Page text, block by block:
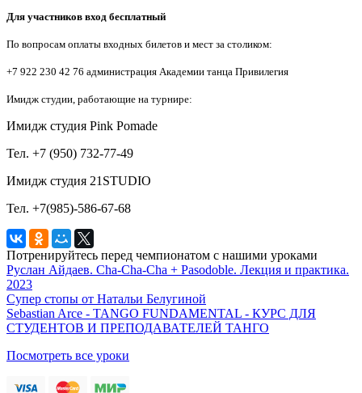
Для участников вход бесплатный
По вопросам оплаты входных билетов и мест за столиком:
+7 922 230 42 76 администрация Академии танца Привилегия
Имидж студии, работающие на турнире:
Имидж студия Pink Pomade
Тел. +7 (950) 732-77-49
Имидж студия 21STUDIO
Тел. +7(985)-586-67-68
Потренируйтесь перед чемпионатом с нашими уроками
Руслан Айдаев. Cha-Cha-Cha + Pasodoble. Лекция и практика.
2023
Супер стопы от Натальи Белугиной
Sebastian Arce - TANGO FUNDAMENTAL - КУРС ДЛЯ
СТУДЕНТОВ И ПРЕПОДАВАТЕЛЕЙ ТАНГО
Посмотреть все уроки